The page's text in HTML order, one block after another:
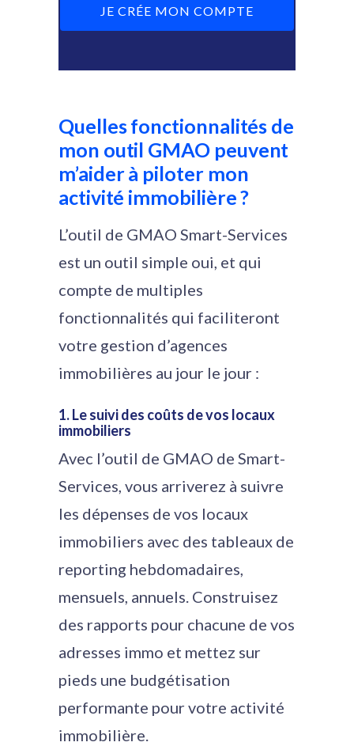
JE CRÉE MON COMPTE
Quelles fonctionnalités de
mon outil GMAO peuvent
m’aider à piloter mon
activité immobilière ?
L’outil de GMAO Smart-Services
est un outil simple oui, et qui
compte de multiples
fonctionnalités qui faciliteront
votre gestion d’agences
immobilières au jour le jour :
1. Le suivi des coûts de vos locaux
immobiliers
Avec l’outil de GMAO de Smart-
Services, vous arriverez à suivre
les dépenses de vos locaux
immobiliers avec des tableaux de
reporting hebdomadaires,
mensuels, annuels. Construisez
des rapports pour chacune de vos
adresses immo et mettez sur
pieds une budgétisation
performante pour votre activité
immobilière.